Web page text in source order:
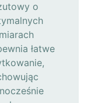
o
łatwe